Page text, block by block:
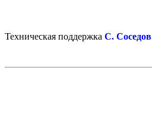
Техническая поддержка С. Соседов